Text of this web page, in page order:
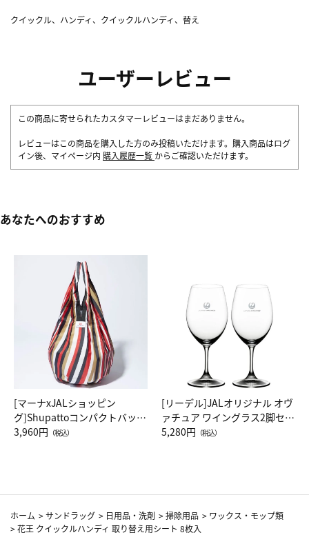
クイックル、ハンディ、クイックルハンディ、替え
ユーザーレビュー
この商品に寄せられたカスタマーレビューはまだありません。
レビューはこの商品を購入した方のみ投稿いただけます。購入商品はログ
イン後、マイページ内 購入履歴一覧 からご確認いただけます。
あなたへのおすすめ
[マーナxJALショッピン
グ]Shupattoコンパクトバッグ
Drop JAL客室乗務員（LC）ス
3,960円 （税込）
[リーデル]JALオリジナル オヴ
ァチュア ワイングラス2脚セッ
ト（レッドワイン）
5,280円 （税込）
ホーム >サンドラッグ > 日用品・洗剤 >掃除用品 > ワックス・モップ類
>花王 クイックルハンディ 取り替え用シート 8枚入